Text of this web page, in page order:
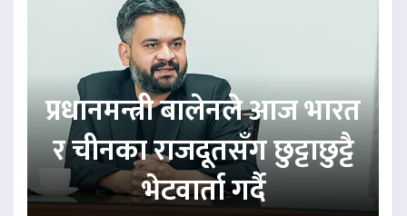
प्रधानमन्त्री बालेनले आज भारत
र चीनका राजदूतसँग छुट्टाछुट्टै
भेटवार्ता गर्दै